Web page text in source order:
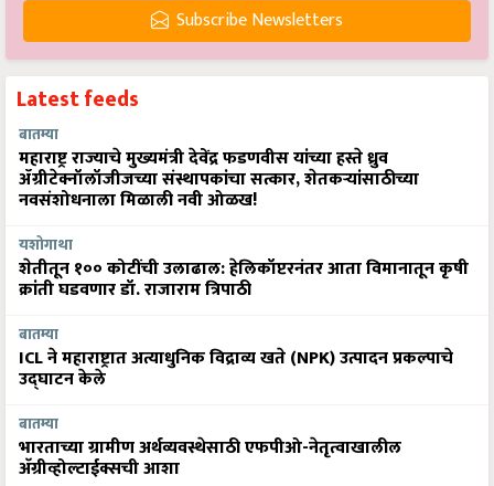
Subscribe Newsletters
Latest feeds
बातम्या
महाराष्ट्र राज्याचे मुख्यमंत्री देवेंद्र फडणवीस यांच्या हस्ते ध्रुव
ॲग्रीटेक्नॉलॉजीजच्या संस्थापकांचा सत्कार, शेतकऱ्यांसाठीच्या
नवसंशोधनाला मिळाली नवी ओळख!
यशोगाथा
शेतीतून १०० कोटींची उलाढाल: हेलिकॉप्टरनंतर आता विमानातून कृषी
क्रांती घडवणार डॉ. राजाराम त्रिपाठी
बातम्या
ICL ने महाराष्ट्रात अत्याधुनिक विद्राव्य खते (NPK) उत्पादन प्रकल्पाचे
उद्घाटन केले
बातम्या
भारताच्या ग्रामीण अर्थव्यवस्थेसाठी एफपीओ-नेतृत्वाखालील
अ‍ॅग्रीव्होल्टाईक्सची आशा